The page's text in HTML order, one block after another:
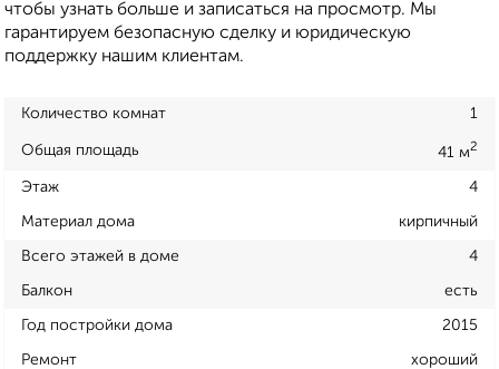
чтобы узнать больше и записаться на просмотр. Мы
гарантируем безопасную сделку и юридическую
поддержку нашим клиентам.
Количество комнат 1
Общая площадь 41 м2
Этаж 4
Материал дома кирпичный
Всего этажей в доме 4
Балкон есть
Год постройки дома 2015
Ремонт хороший